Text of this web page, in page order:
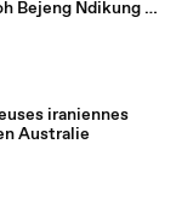
Bejeng Ndikung à
iraniennes
Australie